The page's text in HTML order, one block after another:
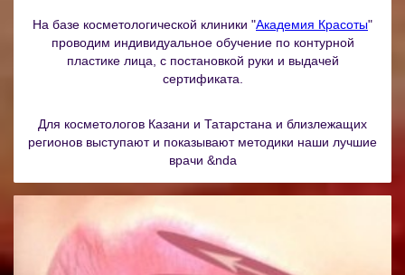
На базе косметологической клиники "Академия Красоты"
проводим индивидуальное обучение по контурной
пластике лица, с постановкой руки и выдачей
сертификата.
Для косметологов Казани и Татарстана и близлежащих
регионов выступают и показывают методики наши лучшие
врачи &nda